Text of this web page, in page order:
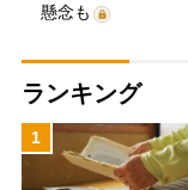
懸念も
ランキング
1